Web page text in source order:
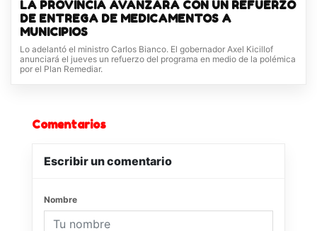
LA PROVINCIA AVANZARÁ CON UN REFUERZO
DE ENTREGA DE MEDICAMENTOS A
MUNICIPIOS
Lo adelantó el ministro Carlos Bianco. El gobernador Axel Kicillof
anunciará el jueves un refuerzo del programa en medio de la polémica
por el Plan Remediar.
Comentarios
Escribir un comentario
Nombre